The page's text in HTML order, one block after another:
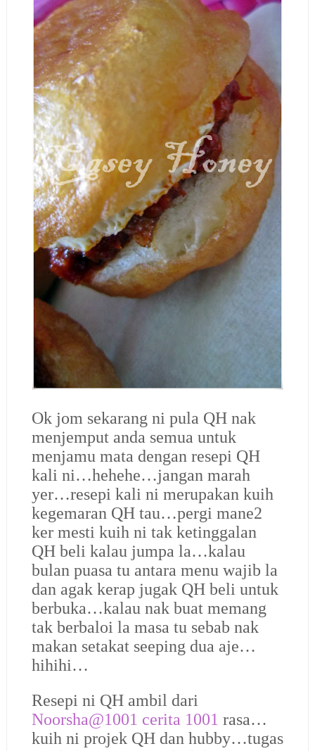
Ok jom sekarang ni pula QH nak
menjemput anda semua untuk
menjamu mata dengan resepi QH
kali ni…hehehe…jangan marah
yer…resepi kali ni merupakan kuih
kegemaran QH tau…pergi mane2
ker mesti kuih ni tak ketinggalan
QH beli kalau jumpa la…kalau
bulan puasa tu antara menu wajib la
dan agak kerap jugak QH beli untuk
berbuka…kalau nak buat memang
tak berbaloi la masa tu sebab nak
makan setakat seeping dua aje…
hihihi…
Resepi ni QH ambil dari
Noorsha@1001 cerita 1001 rasa…
kuih ni projek QH dan hubby…tugas